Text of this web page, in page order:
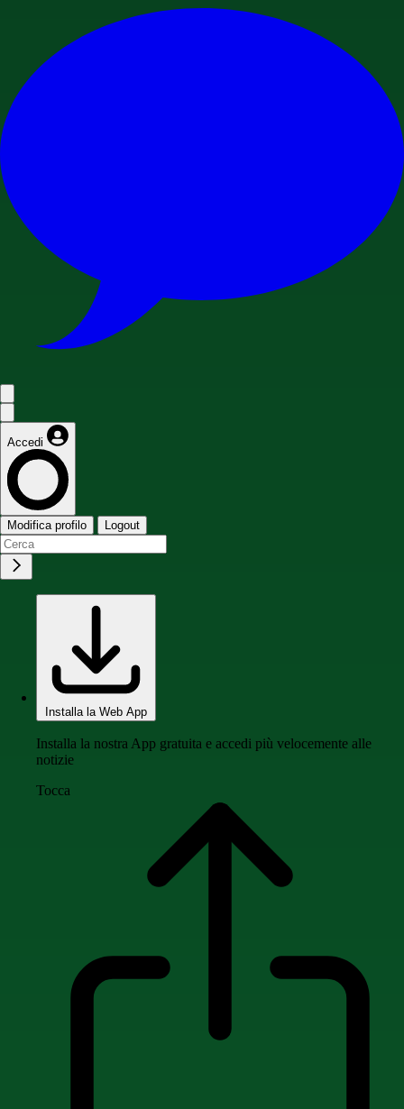
Accedi
Modifica profilo Logout
Installa la Web App
Installa la nostra App gratuita e accedi più velocemente alle
notizie
Tocca